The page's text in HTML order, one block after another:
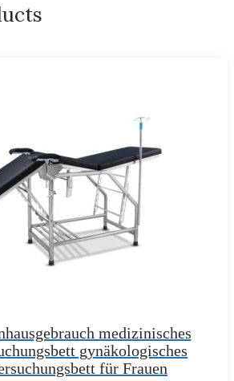
medizinisches
gynäkologisches
für Frauen